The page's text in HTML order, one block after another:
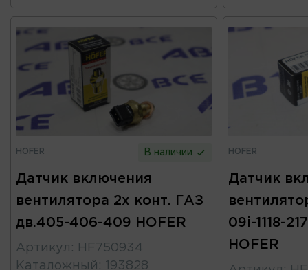
HOFER В наличии
Датчик включения
вентилятора 2х конт. ГАЗ
дв.405-406-409 HOFER
Артикул :
HF750934
Каталожный : 193828
HOFER
Датчик
09i-1118-
HOFER